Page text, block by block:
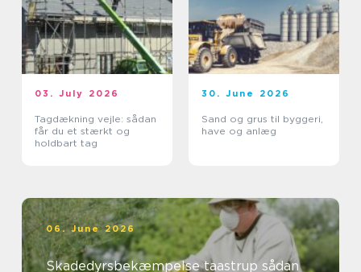
03. July 2026
Tagdækning vejle: sådan
får du et stærkt og
holdbart tag
30. June 2026
Sand og grus til byggeri,
have og anlæg
06. June 2026
Skadedyrsbekæmpelse taastrup sådan